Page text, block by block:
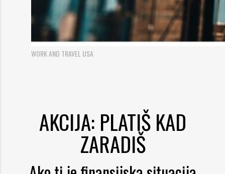
WORK AND TRAVEL USA
AKCIJA: PLATIŠ KAD
ZARADIŠ